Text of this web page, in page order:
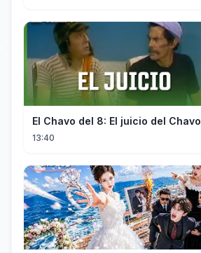
El Chavo del 8: El juicio del Chavo
13:40